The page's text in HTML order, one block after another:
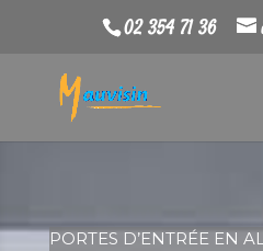
02 354 71 36
PORTES D’ENTRÉE EN